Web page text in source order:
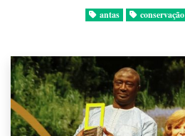
antas conservação